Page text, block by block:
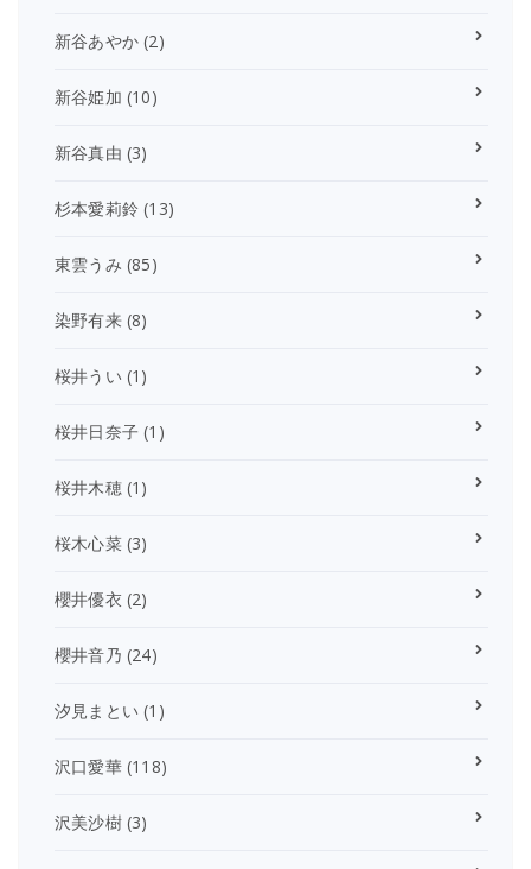
新谷あやか (2)
新谷姫加 (10)
新谷真由 (3)
杉本愛莉鈴 (13)
東雲うみ (85)
染野有来(8)
桜井うい (1)
桜井日奈子 (1)
桜井木穂(1)
桜木心菜(3)
櫻井優衣 (2)
櫻井音乃 (24)
汐見まとい (1)
沢口愛華(118)
沢美沙樹(3)